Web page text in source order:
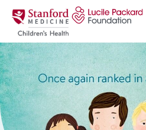
Անցնել բովանդակությանը